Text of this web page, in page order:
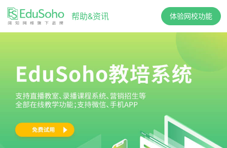
帮助&资讯 体验网校功能